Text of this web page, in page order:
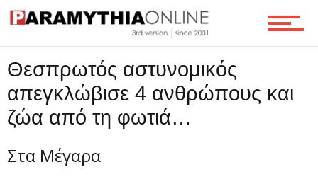
Ροή
Επικοινωνία
Θεσπρωτός αστυνομικός
απεγκλώβισε 4 ανθρώπους και
ζώα από τη φωτιά…
Στα Μέγαρα